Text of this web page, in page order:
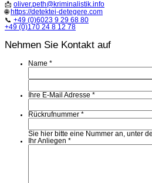
📩 oliver.peth@kriminalistik.info
🌐 https://detektei-detegere.com
📞 +49 (0)6023 9 29 68 80
+49 (0)170 24 8 12 78
Nehmen Sie Kontakt auf
Name *
Ihre E-Mail Adresse *
Rückrufnummer *
Sie hier bitte eine Nummer an, unter
Ihr Anliegen *